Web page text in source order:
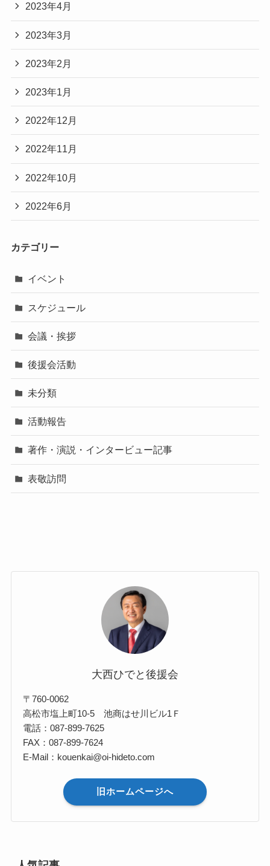
2023年4月
2023年3月
2023年2月
2023年1月
2022年12月
2022年11月
2022年10月
2022年6月
カテゴリー
イベント
スケジュール
会議・挨拶
後援会活動
未分類
活動報告
著作・演説・インタービュー記事
表敬訪問
大西ひでと後援会
〒760-0062
高松市塩上町10-5 池商はせ川ビル1Ｆ
電話：087-899-7625
FAX：087-899-7624
E-Mail：kouenkai@oi-hideto.com
旧ホームページへ